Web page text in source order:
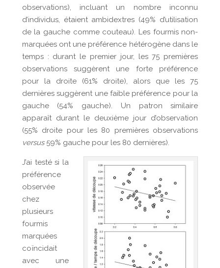
observations), incluant un nombre inconnu
d’individus, étaient ambidextres (49% d’utilisation
de la gauche comme couteau). Les fourmis non-
marquées ont une préférence hétérogène dans le
temps : durant le premier jour, les 75 premières
observations suggèrent une forte préférence
pour la droite (61% droite), alors que les 75
dernières suggèrent une faible préférence pour la
gauche (54% gauche). Un patron similaire
apparaît durant le deuxième jour d’observation
(55% droite pour les 80 premières observations
versus59% gauche pour les 80 dernières).
J’ai testé si la
préférence
observée
chez
plusieurs
fourmis
marquées
coïncidait
avec une